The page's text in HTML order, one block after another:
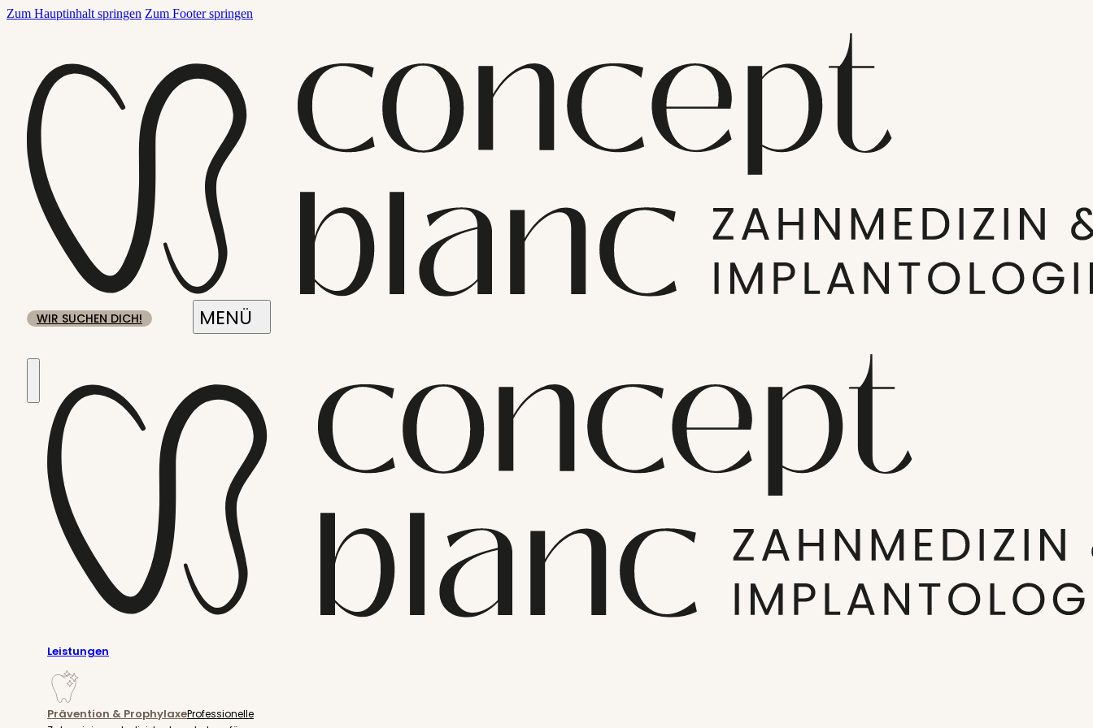
Zum Hauptinhalt springen Zum Footer springen
WIR SUCHEN DICH!
Leistungen
Prävention & ProphylaxeProfessionelle